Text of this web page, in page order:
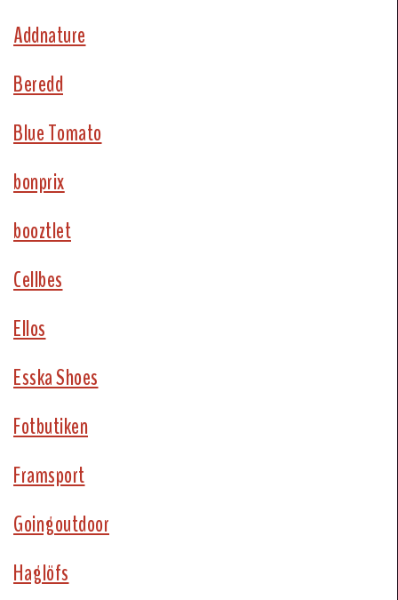
Addnature
Beredd
Blue Tomato
bonprix
booztlet
Cellbes
Ellos
Esska Shoes
Fotbutiken
Framsport
Goingoutdoor
Haglöfs